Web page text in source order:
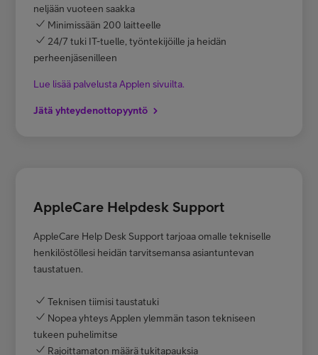
neljään vuoteen saakka
Minimissään 200 laitteelle
24/7 tuki IT-tuelle, työntekijöille ja heidän
perheenjäsenilleen
Lue lisää palvelusta Applen sivuilta.
Jätä yhteydenottopyyntö
AppleCare Helpdesk Support
AppleCare Help Desk Support tarjoaa omalle tekniselle
henkilöstöllesi heidän tarvitsemansa asiantuntevan
taustatuen.
Teknisen tiimisi taustatuki
Nopea yhteys Applen ylemmän tason tekniseen
tukeen puhelimitse
Rajoittamaton määrä tukitapauksia